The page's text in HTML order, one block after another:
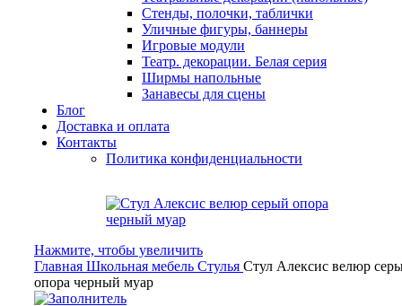
Стенды, полочки, таблички
Уличные фигуры, баннеры
Игровые модули
Театр. декорации. Белая серия
Ширмы напольные
Занавесы для сцены
Блог
Доставка и оплата
Контакты
Политика конфиденциальности
Нажмите, чтобы увеличить
Главная Школьная мебель Стулья Стул Алексис велюр
опора черный муар